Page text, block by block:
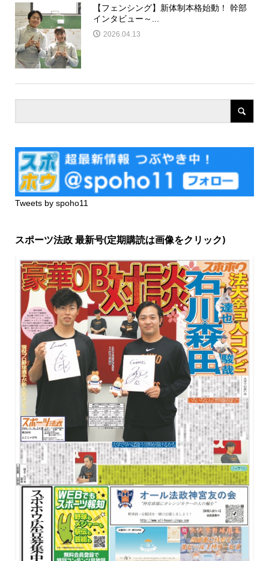
【フェンシング】新体制本格始動！ 幹部
インタビュー～...
2026.04.13
Tweets by spoho11
スポーツ法政 最新号(定期購読は画像をクリック)